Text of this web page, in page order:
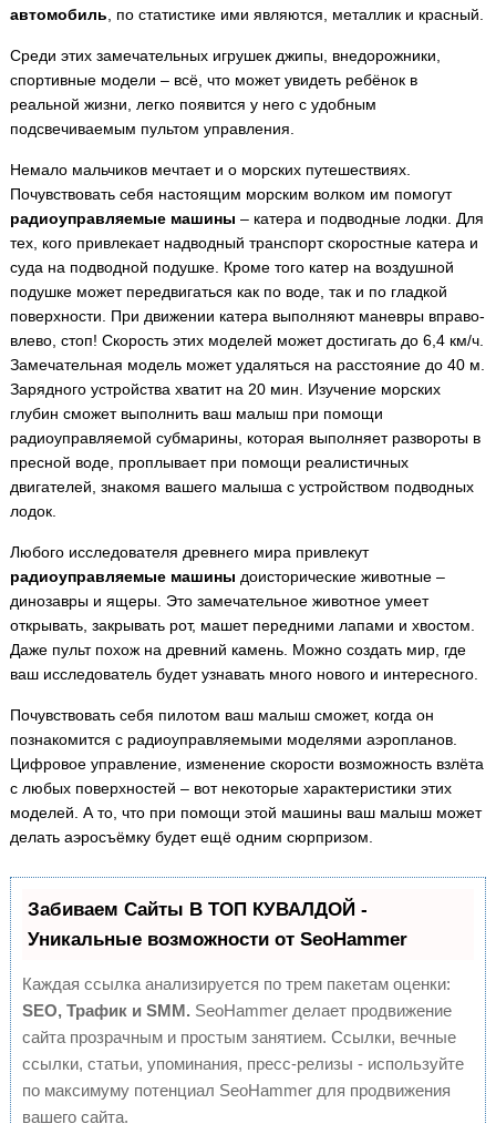
автомобиль , по статистике ими являются, металлик и красный.
Среди этих замечательных игрушек джипы, внедорожники,
спортивные модели – всё, что может увидеть ребёнок в
реальной жизни, легко появится у него с удобным
подсвечиваемым пультом управления.
Немало мальчиков мечтает и о морских путешествиях.
Почувствовать себя настоящим морским волком им помогут
радиоуправляемые машины – катера и подводные лодки. Для
тех, кого привлекает надводный транспорт скоростные катера и
суда на подводной подушке. Кроме того катер на воздушной
подушке может передвигаться как по воде, так и по гладкой
поверхности. При движении катера выполняют маневры вправо-
влево, стоп! Скорость этих моделей может достигать до 6,4 км/ч.
Замечательная модель может удаляться на расстояние до 40 м.
Зарядного устройства хватит на 20 мин. Изучение морских
глубин сможет выполнить ваш малыш при помощи
радиоуправляемой субмарины, которая выполняет развороты в
пресной воде, проплывает при помощи реалистичных
двигателей, знакомя вашего малыша с устройством подводных
лодок.
Любого исследователя древнего мира привлекут
радиоуправляемые машины доисторические животные –
динозавры и ящеры. Это замечательное животное умеет
открывать, закрывать рот, машет передними лапами и хвостом.
Даже пульт похож на древний камень. Можно создать мир, где
ваш исследователь будет узнавать много нового и интересного.
Почувствовать себя пилотом ваш малыш сможет, когда он
познакомится с радиоуправляемыми моделями аэропланов.
Цифровое управление, изменение скорости возможность взлёта
с любых поверхностей – вот некоторые характеристики этих
моделей. А то, что при помощи этой машины ваш малыш может
делать аэросъёмку будет ещё одним сюрпризом.
Забиваем Сайты В ТОП КУВАЛДОЙ -
Уникальные возможности от SeoHammer
Каждая ссылка анализируется по трем пакетам оценки:
SEO, Трафик и SMM. SeoHammer делает продвижение
сайта прозрачным и простым занятием. Ссылки, вечные
ссылки, статьи, упоминания, пресс-релизы - используйте
по максимуму потенциал SeoHammer для продвижения
вашего сайта.